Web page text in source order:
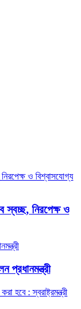
স্বচ্ছ, নিরপেক্ষ ও
প্রধানমন্ত্রী